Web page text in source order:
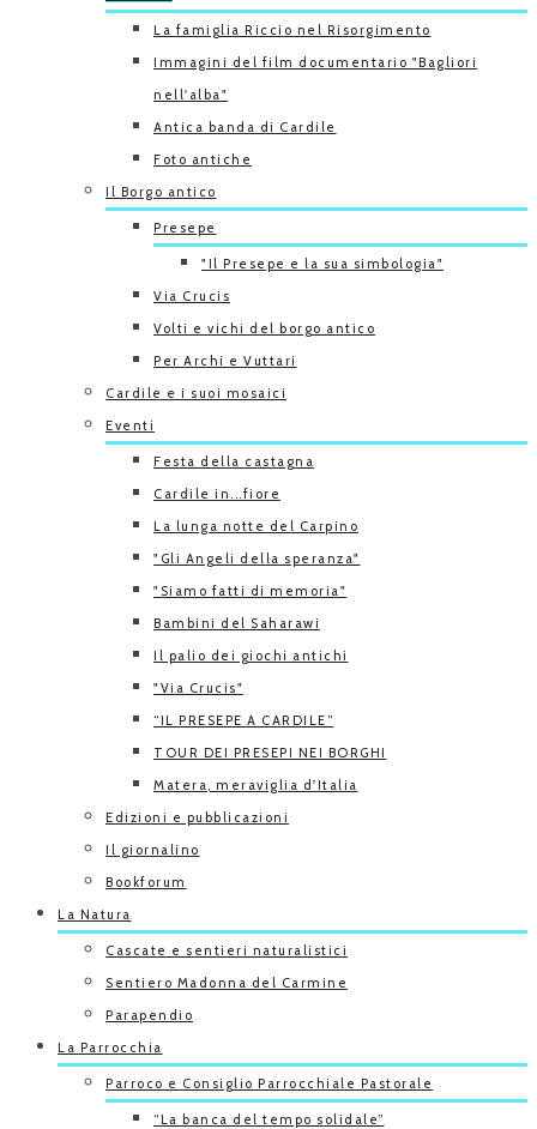
La famiglia Riccio nel Risorgimento
Immagini del film documentario "Bagliori
nell'alba"
Antica banda di Cardile
Foto antiche
Il Borgo antico
Presepe
"Il Presepe e la sua simbologia"
Via Crucis
Volti e vichi del borgo antico
Per Archi e Vuttari
Cardile e i suoi mosaici
Eventi
Festa della castagna
Cardile in...fiore
La lunga notte del Carpino
"Gli Angeli della speranza"
"Siamo fatti di memoria"
Bambini del Saharawi
Il palio dei giochi antichi
"Via Crucis"
“IL PRESEPE A CARDILE”
TOUR DEI PRESEPI NEI BORGHI
Matera, meraviglia d'Italia
Edizioni e pubblicazioni
Il giornalino
Bookforum
La Natura
Cascate e sentieri naturalistici
Sentiero Madonna del Carmine
Parapendio
La Parrocchia
Parroco e Consiglio Parrocchiale Pastorale
“La banca del tempo solidale”